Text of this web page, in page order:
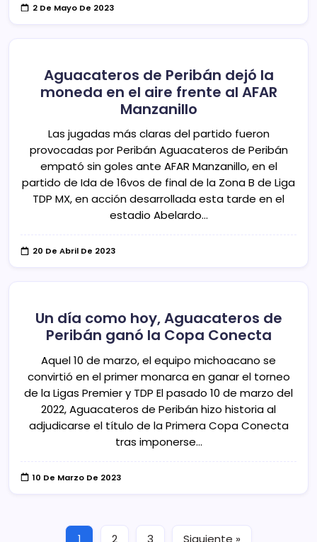
2 De Mayo De 2023
Aguacateros de Peribán dejó la
moneda en el aire frente al AFAR
Manzanillo
Las jugadas más claras del partido fueron
provocadas por Peribán Aguacateros de Peribán
empató sin goles ante AFAR Manzanillo, en el
partido de Ida de 16vos de final de la Zona B de Liga
TDP MX, en acción desarrollada esta tarde en el
estadio Abelardo…
20 De Abril De 2023
Un día como hoy, Aguacateros de
Peribán ganó la Copa Conecta
Aquel 10 de marzo, el equipo michoacano se
convirtió en el primer monarca en ganar el torneo
de la Ligas Premier y TDP El pasado 10 de marzo del
2022, Aguacateros de Peribán hizo historia al
adjudicarse el título de la Primera Copa Conecta
tras imponerse…
10 De Marzo De 2023
1 2 3 Siguiente »